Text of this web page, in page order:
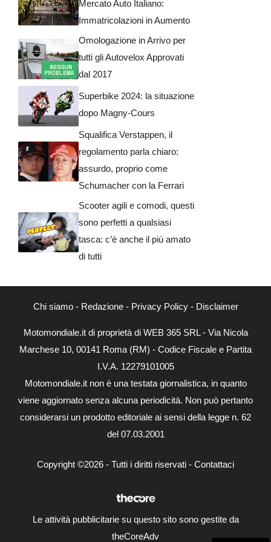
Mercato Auto Italiano:
Immatricolazioni in Aumento
Omologazione in Arrivo per
tutti gli Autovelox Approvati
dal 2017
Superbike 2024: la situazione
dopo Magny-Cours
Squalifica Verstappen, il
regolamento parla chiaro:
assurdo, proprio come
Schumacher con la Ferrari
Scooter agili e comodi, questi
sono perfetti a qualsiasi
tasca: c’è anche il più amato
di tutti
Chi siamo- Redazione- Privacy Policy- Disclaimer
Motomondiale.it di proprietà di WEB 365 SRL - Via Nicola
Marchese 10, 00141 Roma (RM) - Codice Fiscale e Partita
I.V.A. 12279101005
Motomondiale.it non è una testata giornalistica, in quanto
viene aggiornato senza alcuna periodicità. Non può pertanto
considerarsi un prodotto editoriale ai sensi della legge n. 62
del 07.03.2001
Copyright ©2026 - Tutti i diritti riservati - Contattaci
Le attività pubblicitarie su questo sito sono gestite da
theCoreAdv